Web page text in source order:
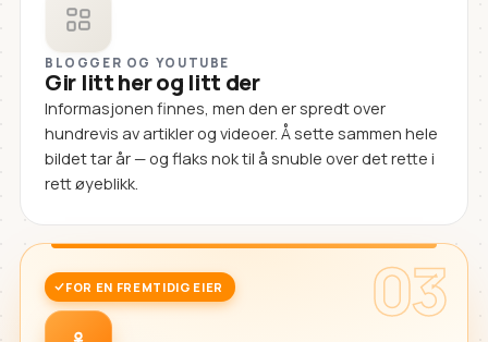
BLOGGER OG YOUTUBE
Gir litt her og litt der
Informasjonen finnes, men den er spredt over
hundrevis av artikler og videoer. Å sette sammen hele
bildet tar år — og flaks nok til å snuble over det rette i
rett øyeblikk.
03
FOR EN FREMTIDIG EIER